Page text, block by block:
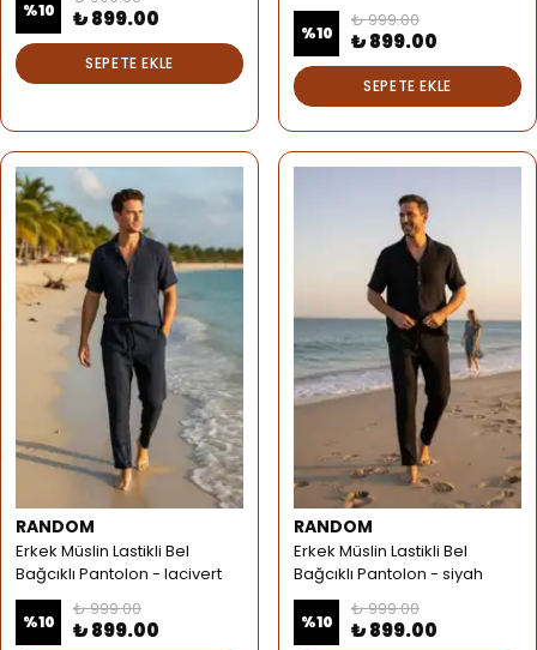
%10 ₺ 899.00
SEPETE EKLE
%10
₺ 999.00
₺ 899.00
SEPETE EKLE
RANDOM
Erkek Müslin Lastikli Bel
Bağcıklı Pantolon - lacivert
%10
₺ 999.00
₺ 899.00
RANDOM
Erkek Müslin Lastikli Bel
Bağcıklı Pantolon - siyah
%10
₺ 999.00
₺ 899.00